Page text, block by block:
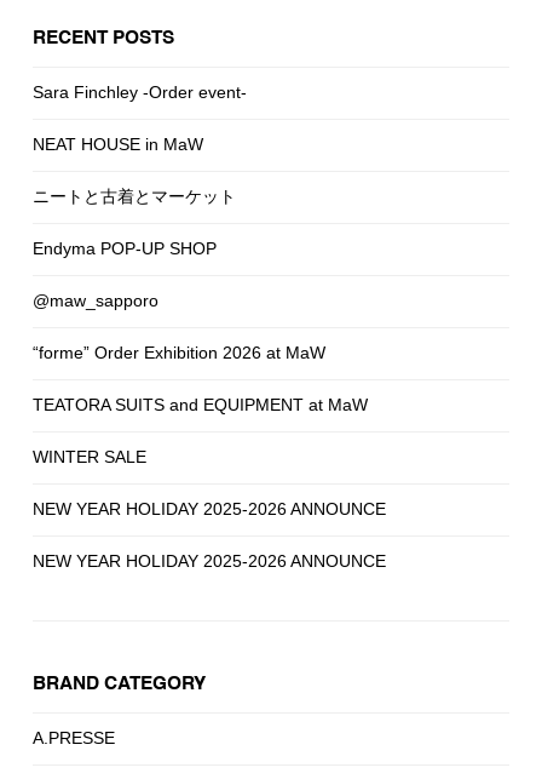
RECENT POSTS
Sara Finchley -Order event-
NEAT HOUSE in MaW
ニートと古着とマーケット
Endyma POP-UP SHOP
@maw_sapporo
“forme” Order Exhibition 2026 at MaW
TEATORA SUITS and EQUIPMENT at MaW
WINTER SALE
NEW YEAR HOLIDAY 2025-2026 ANNOUNCE
NEW YEAR HOLIDAY 2025-2026 ANNOUNCE
BRAND CATEGORY
A.PRESSE